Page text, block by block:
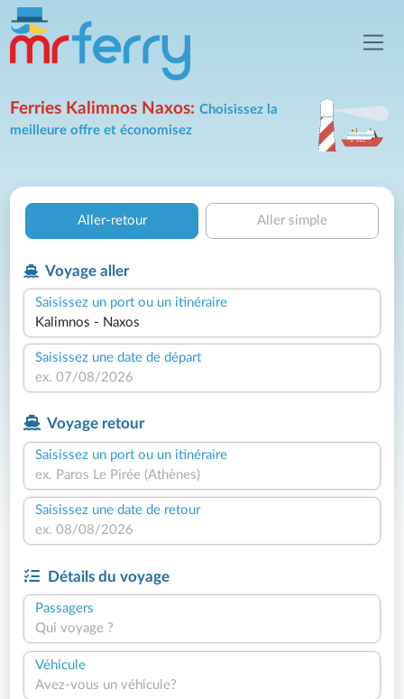
Ferries Kalimnos Naxos:Choisissez la
meilleure offre et économisez
Aller-retour Aller simple
Voyage aller
Saisissez un port ou un itinéraire
Saisissez une date de départ
Voyage retour
Saisissez un port ou un itinéraire
Saisissez une date de retour
Détails du voyage
Passagers
Qui voyage ?
Véhicule
Avez-vous un véhicule?